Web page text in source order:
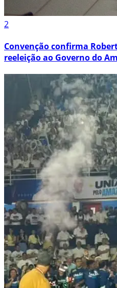
2
Convenção confirma
reeleição ao Governo do